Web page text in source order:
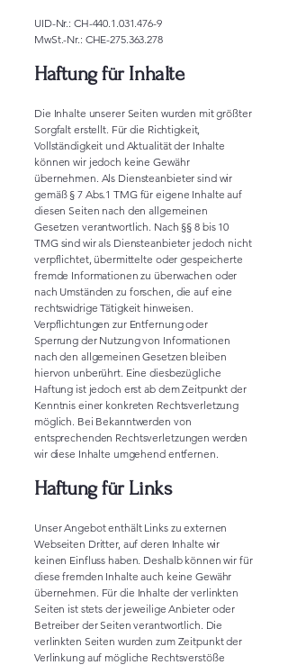
UID-Nr.: CH-440.1.031.476-9
MwSt.-Nr.: CHE-275.363.278
Haftung für Inhalte
Die Inhalte unserer Seiten wurden mit größter
Sorgfalt erstellt. Für die Richtigkeit,
Vollständigkeit und Aktualität der Inhalte
können wir jedoch keine Gewähr
übernehmen. Als Diensteanbieter sind wir
gemäß § 7 Abs.1 TMG für eigene Inhalte auf
diesen Seiten nach den allgemeinen
Gesetzen verantwortlich. Nach §§ 8 bis 10
TMG sind wir als Diensteanbieter jedoch nicht
verpflichtet, übermittelte oder gespeicherte
fremde Informationen zu überwachen oder
nach Umständen zu forschen, die auf eine
rechtswidrige Tätigkeit hinweisen.
Verpflichtungen zur Entfernung oder
Sperrung der Nutzung von Informationen
nach den allgemeinen Gesetzen bleiben
hiervon unberührt. Eine diesbezügliche
Haftung ist jedoch erst ab dem Zeitpunkt der
Kenntnis einer konkreten Rechtsverletzung
möglich. Bei Bekanntwerden von
entsprechenden Rechtsverletzungen werden
wir diese Inhalte umgehend entfernen.
Haftung für Links
Unser Angebot enthält Links zu externen
Webseiten Dritter, auf deren Inhalte wir
keinen Einfluss haben. Deshalb können wir für
diese fremden Inhalte auch keine Gewähr
übernehmen. Für die Inhalte der verlinkten
Seiten ist stets der jeweilige Anbieter oder
Betreiber der Seiten verantwortlich. Die
verlinkten Seiten wurden zum Zeitpunkt der
Verlinkung auf mögliche Rechtsverstöße